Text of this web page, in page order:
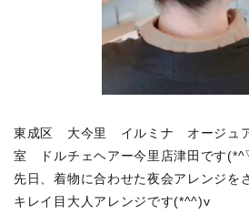
東成区 大今里 イルミナ オージュ
室 ドルチェヘアー今里店津田です
先日、着物に合わせた夜会アレンジを
キレイ目大人アレンジです(*^^)v